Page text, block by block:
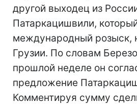
другой выходец из
Патаркацишвили,
международный розыск,
Грузии. По словам
прошлой неделе он
предложение
Комментируя сумму